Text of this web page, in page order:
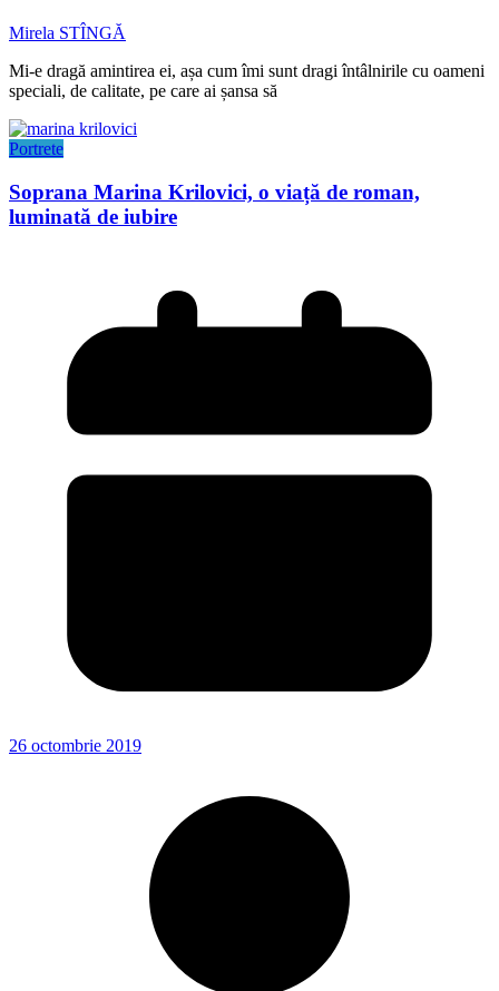
Mirela STÎNGĂ
Mi-e dragă amintirea ei, așa cum îmi sunt dragi întâlnirile cu oameni
speciali, de calitate, pe care ai șansa să
Portrete
Soprana Marina Krilovici, o viață de roman,
luminată de iubire
26 octombrie 2019